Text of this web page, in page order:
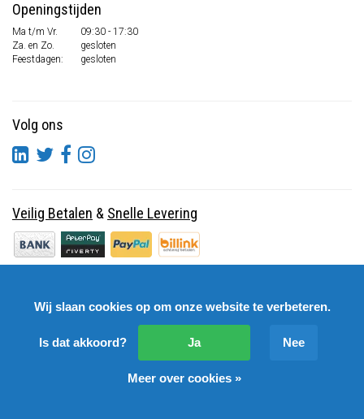
Openingstijden
Ma t/m Vr.
09:30 - 17:30
Za. en Zo.
gesloten
Feestdagen:
gesloten
Volg ons
Veilig Betalen & Snelle Levering
© Copyright 2026 DutchSpares B.V. - Design by
Wij slaan cookies op om onze website te verbeteren.
Is dat akkoord? Ja Nee
Meer over cookies »